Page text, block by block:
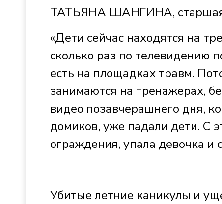
ТАТЬЯНА ШАНГИНА, старшая
«Дети сейчас находятся на
сколько раз по телевидению
есть на площадках травм.
занимаются на тренажёрах,
видео позавчерашнего дня,
домиков, уже падали дети. С
ограждения, упала девочка и
Убитые летние каникулы и